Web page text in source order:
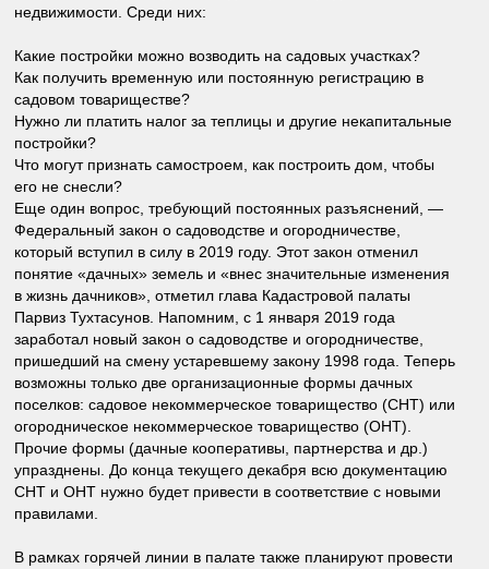
недвижимости. Среди них:
Какие постройки можно возводить на садовых участках?
Как получить временную или постоянную регистрацию в
садовом товариществе?
Нужно ли платить налог за теплицы и другие некапитальные
постройки?
Что могут признать самостроем, как построить дом, чтобы
его не снесли?
Еще один вопрос, требующий постоянных разъяснений, —
Федеральный закон о садоводстве и огородничестве,
который вступил в силу в 2019 году. Этот закон отменил
понятие «дачных» земель и «внес значительные изменения
в жизнь дачников», отметил глава Кадастровой палаты
Парвиз Тухтасунов. Напомним, с 1 января 2019 года
заработал новый закон о садоводстве и огородничестве,
пришедший на смену устаревшему закону 1998 года. Теперь
возможны только две организационные формы дачных
поселков: садовое некоммерческое товарищество (СНТ) или
огородническое некоммерческое товарищество (ОНТ).
Прочие формы (дачные кооперативы, партнерства и др.)
упразднены. До конца текущего декабря всю документацию
СНТ и ОНТ нужно будет привести в соответствие с новыми
правилами.
В рамках горячей линии в палате также планируют провести